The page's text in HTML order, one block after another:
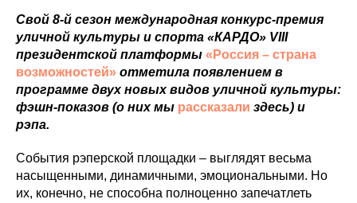
Свой 8-й сезон международная конкурс-премия
уличной культуры и спорта «КАРДО» VIII
президентской платформы «Россия – страна
возможностей» отметила появлением в
программе двух новых видов уличной культуры:
фэшн-показов (о них мы рассказали здесь) и
рэпа.
События рэперской площадки – выглядят весьма
насыщенными, динамичными, эмоциональными. Но
их, конечно, не способна полноценно запечатлеть